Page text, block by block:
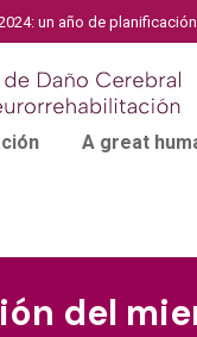
un año de planificación
A great
del